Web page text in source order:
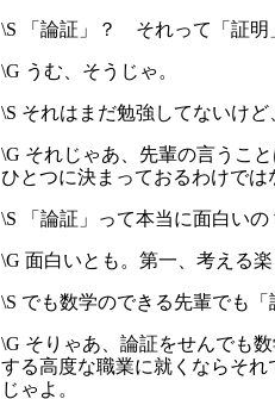
\S 「論証」？ それって「証明
\G うむ、そうじゃ。
\S それはまだ勉強してないけ
\G それじゃあ、先輩の言うこ
ひとつに決まっておるわけで
\S 「論証」って本当に面白いの
\G 面白いとも。第一、考える
\S でも数学のできる先輩でも
\G そりゃあ、論証をせんでも
する高度な職業に就くならそ
じゃよ。